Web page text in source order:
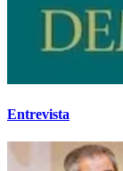
Entrevista